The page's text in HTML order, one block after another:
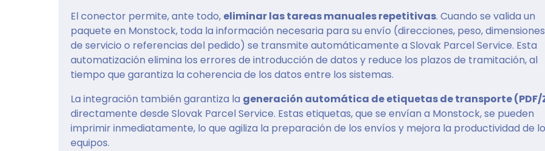
El conector permite, ante todo, eliminar las tareas manuales repetitivas. Cuando se valida un
paquete en Monstock, toda la información necesaria para su envío (direcciones, peso,
de servicio o referencias del pedido) se transmite automáticamente a Slovak Parcel Service. Esta
automatización elimina los errores de introducción de datos y reduce los plazos de tramitación, al
tiempo que garantiza la coherencia de los datos entre los sistemas.
La integración también garantiza la generación automática de etiquetas de transporte (PDF/
directamente desde Slovak Parcel Service. Estas etiquetas, que se envían a Monstock, se pueden
imprimir inmediatamente, lo que agiliza la preparación de los envíos y mejora la productividad de
equipos.